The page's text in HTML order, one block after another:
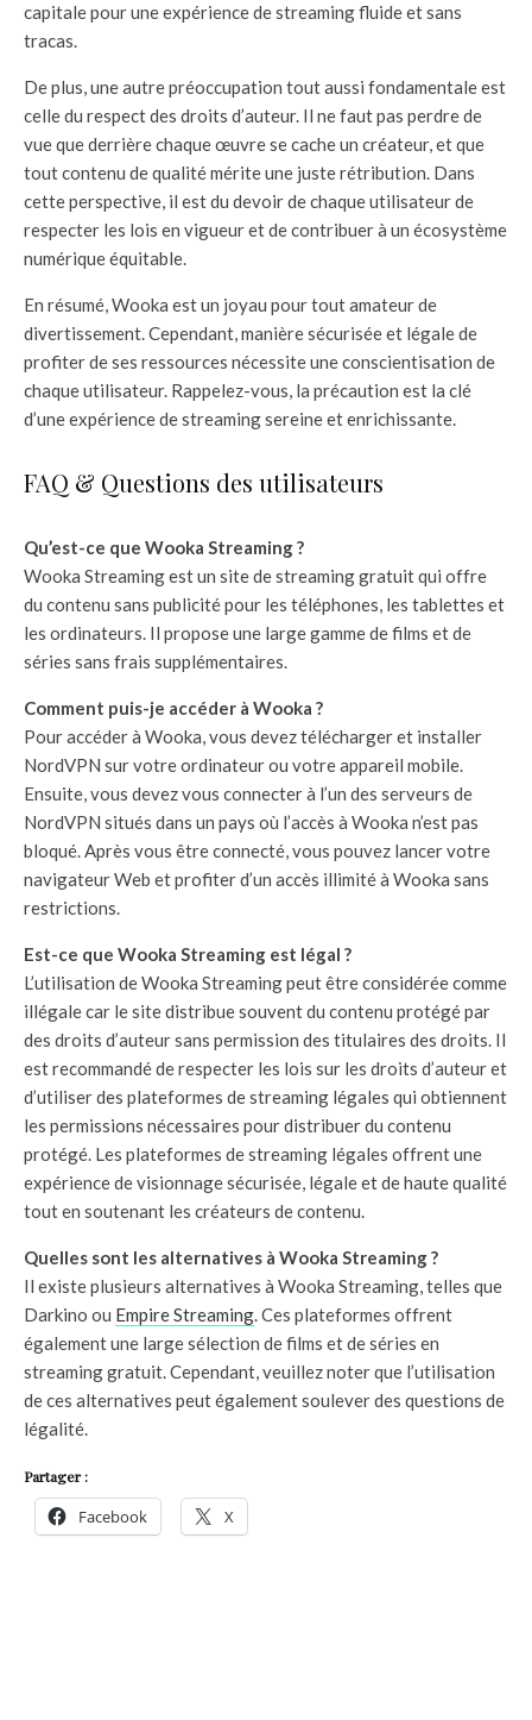
capitale pour une expérience de streaming fluide et sans
tracas.
De plus, une autre préoccupation tout aussi fondamentale est
celle du respect des droits d’auteur. Il ne faut pas perdre de
vue que derrière chaque œuvre se cache un créateur, et que
tout contenu de qualité mérite une juste rétribution. Dans
cette perspective, il est du devoir de chaque utilisateur de
respecter les lois en vigueur et de contribuer à un écosystème
numérique équitable.
En résumé, Wooka est un joyau pour tout amateur de
divertissement. Cependant, manière sécurisée et légale de
profiter de ses ressources nécessite une conscientisation de
chaque utilisateur. Rappelez-vous, la précaution est la clé
d’une expérience de streaming sereine et enrichissante.
FAQ & Questions des utilisateurs
Qu’est-ce que Wooka Streaming ?
Wooka Streaming est un site de streaming gratuit qui offre
du contenu sans publicité pour les téléphones, les tablettes et
les ordinateurs. Il propose une large gamme de films et de
séries sans frais supplémentaires.
Comment puis-je accéder à Wooka ?
Pour accéder à Wooka, vous devez télécharger et installer
NordVPN sur votre ordinateur ou votre appareil mobile.
Ensuite, vous devez vous connecter à l’un des serveurs de
NordVPN situés dans un pays où l’accès à Wooka n’est pas
bloqué. Après vous être connecté, vous pouvez lancer votre
navigateur Web et profiter d’un accès illimité à Wooka sans
restrictions.
Est-ce que Wooka Streaming est légal ?
L’utilisation de Wooka Streaming peut être considérée comme
illégale car le site distribue souvent du contenu protégé par
des droits d’auteur sans permission des titulaires des droits. Il
est recommandé de respecter les lois sur les droits d’auteur et
d’utiliser des plateformes de streaming légales qui obtiennent
les permissions nécessaires pour distribuer du contenu
protégé. Les plateformes de streaming légales offrent une
expérience de visionnage sécurisée, légale et de haute qualité
tout en soutenant les créateurs de contenu.
Quelles sont les alternatives à Wooka Streaming ?
Il existe plusieurs alternatives à Wooka Streaming, telles que
Darkino ou Empire Streaming. Ces plateformes offrent
également une large sélection de films et de séries en
streaming gratuit. Cependant, veuillez noter que l’utilisation
de ces alternatives peut également soulever des questions de
légalité.
Partager :
Facebook X